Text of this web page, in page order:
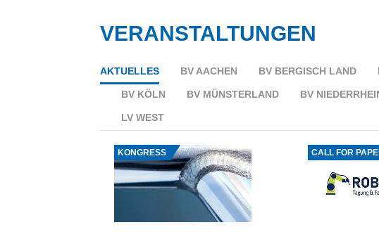
VERANSTALTUNGEN
AKTUELLES BV AACHEN BV BERGISCH LAND
BV KÖLN BV MÜNSTERLAND BV
LV WEST
KONGRESS CALL FOR